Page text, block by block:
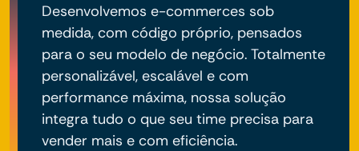
Desenvolvemos e-commerces sob
medida, com código próprio, pensados
para o seu modelo de negócio. Totalmente
personalizável, escalável e com
performance máxima, nossa solução
integra tudo o que seu time precisa para
vender mais e com eficiência.